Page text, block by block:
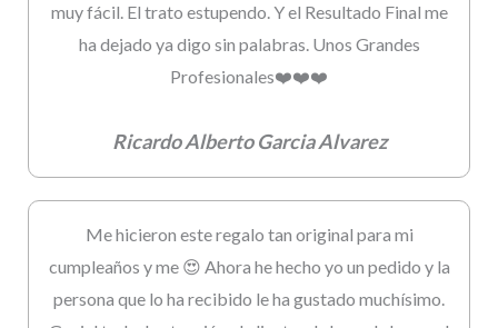
muy fácil. El trato estupendo. Y el Resultado Final me
ha dejado ya digo sin palabras. Unos Grandes
Profesionales❤️❤️❤️
Ricardo Alberto Garcia Alvarez
Me hicieron este regalo tan original para mi
cumpleaños y me 😍 Ahora he hecho yo un pedido y la
persona que lo ha recibido le ha gustado muchísimo.